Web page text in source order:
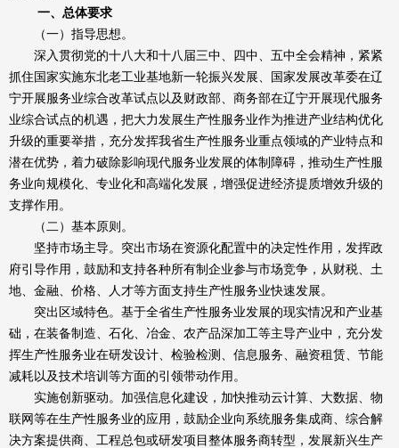
一、总体要求
（一）指导思想。
深入贯彻党的十八大和十八届三中、四中、五中全会精神，紧紧
抓住国家实施东北老工业基地新一轮振兴发展、国家发展改革委在辽
宁开展服务业综合改革试点以及财政部、商务部在辽宁开展现代服务
业综合试点的机遇，把大力发展生产性服务业作为推进产业结构优化
升级的重要举措，充分发挥我省生产性服务业重点领域的产业特点和
潜在优势，着力破除影响现代服务业发展的体制障碍，推动生产性服
务业向规模化、专业化和高端化发展，增强促进经济提质增效升级的
支撑作用。
（二）基本原则。
坚持市场主导。突出市场在资源化配置中的决定性作用，发挥政
府引导作用，鼓励和支持各种所有制企业参与市场竞争，从财税、土
地、金融、价格、人才等方面支持生产性服务业快速发展。
突出区域特色。基于全省生产性服务业发展的现实情况和产业基
础，在装备制造、石化、冶金、农产品深加工等主导产业中，充分发
挥生产性服务业在研发设计、检验检测、信息服务、融资租赁、节能
减耗以及技术培训等方面的引领带动作用。
实施创新驱动。加强信息化建设，加快推动云计算、大数据、物
联网等在生产性服务业的应用，鼓励企业向系统服务集成商、综合解
决方案提供商、工程总包或研发项目整体服务商转型，发展新兴生产